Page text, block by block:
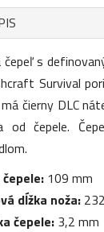
s
Survival
čierny DLC
od čepele.
čepele: 109 mm
dĺžka noža:
čepele: 3,2 mm